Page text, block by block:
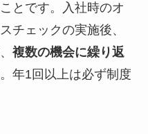
とです。入社時のオ
チェックの実施後、
複数の機会に繰り返
年1回以上は必ず制度